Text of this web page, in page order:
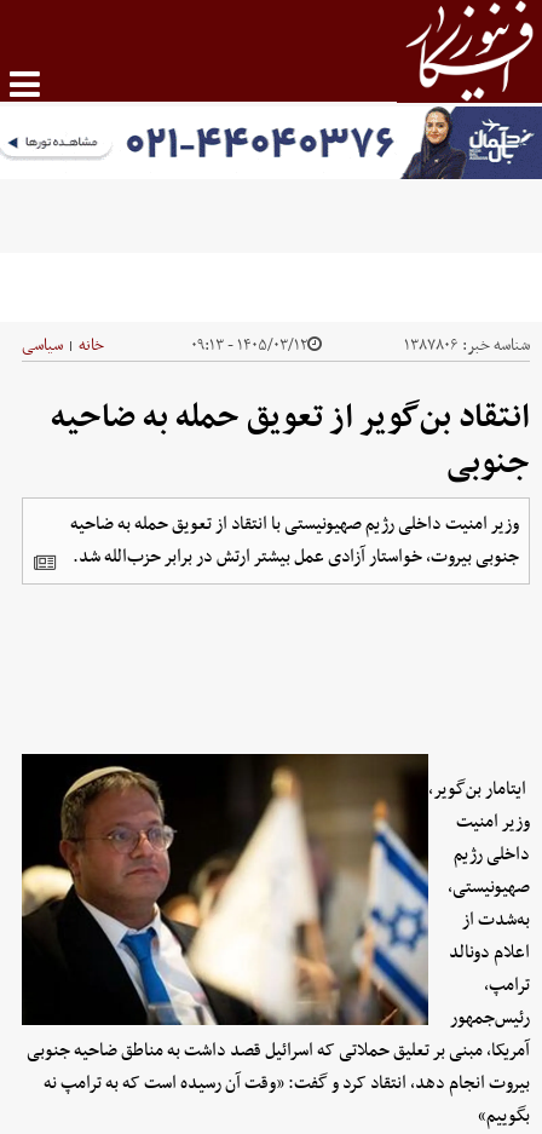
شناسه خبر: ۱۳۸۷۸۰۶ ۱۴۰۵/۰۳/۱۲ - ۰۹:۱۳ خانه | سیاسی
انتقاد بن‌گویر از تعویق حمله به ضاحیه
جنوبی
وزیر امنیت داخلی رژیم صهیونیستی با انتقاد از تعویق حمله به ضاحیه
جنوبی بیروت، خواستار آزادی عمل بیشتر ارتش در برابر حزب‌الله شد.
ایتامار بن‌گویر،
وزیر امنیت
داخلی رژیم
صهیونیستی،
به‌شدت از
اعلام دونالد
ترامپ،
رئیس‌جمهور
آمریکا، مبنی بر تعلیق حملاتی که اسرائیل قصد داشت به مناطق ضاحیه جنوبی
بیروت انجام دهد، انتقاد کرد و گفت: «وقت آن رسیده است که به ترامپ نه
بگوییم»